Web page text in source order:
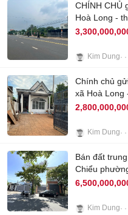
CHÍNH CHỦ
Hoà Long -
Kim Dung
Chính chủ
xã Hoà Long
Kim Dung
Bán đất
Chiểu
Kim Dung